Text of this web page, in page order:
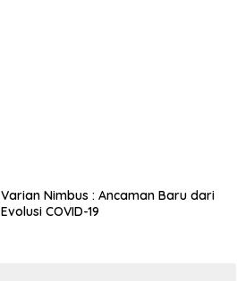
Varian Nimbus : Ancaman Baru dari
Evolusi COVID-19